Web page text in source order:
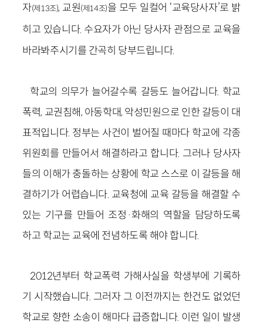
자(제13조), 교원(제14조)을 모두 일컬어 ‘교육당사자’로 밝
히고 있습니다. 수요자가 아닌 당사자 관점으로 교육을
바라봐주시기를 간곡히 당부드립니다.
학교의 의무가 늘어갈수록 갈등도 늘어갑니다. 학교
폭력, 교권침해, 아동학대, 악성민원으로 인한 갈등이 대
표적입니다. 정부는 사건이 벌어질 때마다 학교에 각종
위원회를 만들어서 해결하라고 합니다. 그러나 당사자
들의 이해가 충돌하는 상황에 학교 스스로 이 갈등을 해
결하기가 어렵습니다. 교육청에 교육 갈등을 해결할 수
있는 기구를 만들어 조정·화해의 역할을 담당하도록
하고 학교는 교육에 전념하도록 해야 합니다.
2012년부터 학교폭력 가해사실을 학생부에 기록하
기 시작했습니다. 그러자 그 이전까지는 한건도 없었던
학교로 향한 소송이 해마다 급증합니다. 이런 일이 발생